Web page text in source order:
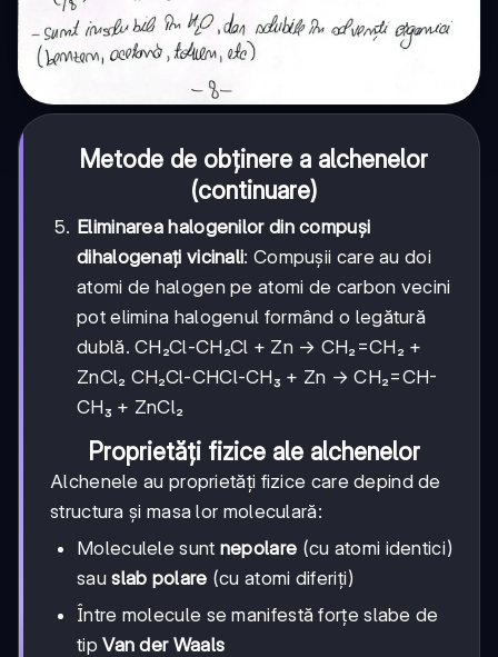
Metode de obținere a alchenelor
(continuare)
Eliminarea halogenilor din compuși
dihalogenați vicinali: Compușii care au doi
atomi de halogen pe atomi de carbon vecini
pot elimina halogenul formând o legătură
dublă. CH₂Cl-CH₂Cl + Zn → CH₂=CH₂ +
ZnCl₂ CH₂Cl-CHCl-CH₃ + Zn → CH₂=CH-
CH₃ + ZnCl₂
Proprietăți fizice ale alchenelor
Alchenele au proprietăți fizice care depind de
structura și masa lor moleculară:
Moleculele sunt nepolare (cu atomi identici)
sauslab polare (cu atomi diferiți)
Între molecule se manifestă forțe slabe de
tipVan der Waals